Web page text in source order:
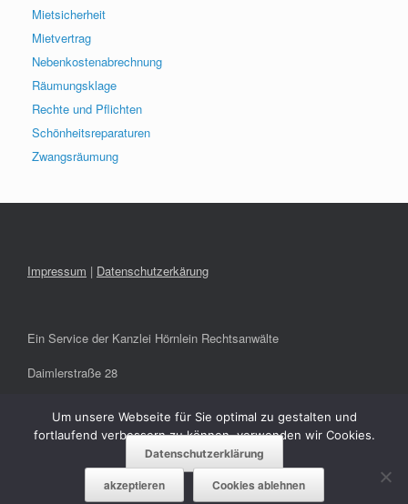
Mietsicherheit
Mietvertrag
Nebenkostenabrechnung
Räumungsklage
Rechte und Pflichten
Schönheitsreparaturen
Zwangsräumung
Impressum | Datenschutzerkärung
Ein Service der Kanzlei Hörnlein Rechtsanwälte
Daimlerstraße 28
info@hoernlein-rae.de
Um unsere Webseite für Sie optimal zu gestalten und
fortlaufend verbessern zu können, verwenden wir Cookies.
Datenschutzerklärung
akzeptieren Cookies ablehnen